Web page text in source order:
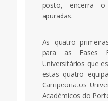
posto, encerra o
apuradas.
As quatro
para as Fases
Universitários que
estas quatro
Campeonatos
Académicos do